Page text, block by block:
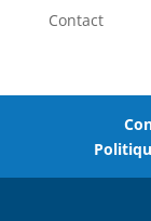
Contact